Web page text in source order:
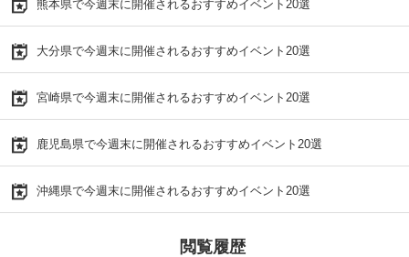
熊本県で今週末に開催されるおすすめイベント20選
大分県で今週末に開催されるおすすめイベント20選
宮崎県で今週末に開催されるおすすめイベント20選
鹿児島県で今週末に開催されるおすすめイベント20選
沖縄県で今週末に開催されるおすすめイベント20選
閲覧履歴